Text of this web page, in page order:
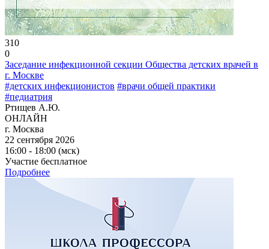
310
0
Заседание инфекционной секции Общества детских врачей в
г. Москве
#детских инфекционистов #врачи общей практики
#педиатрия
Ртищев А.Ю.
ОНЛАЙН
г. Москва
22 сентября 2026
16:00 - 18:00 (мск)
Участие бесплатное
Подробнее